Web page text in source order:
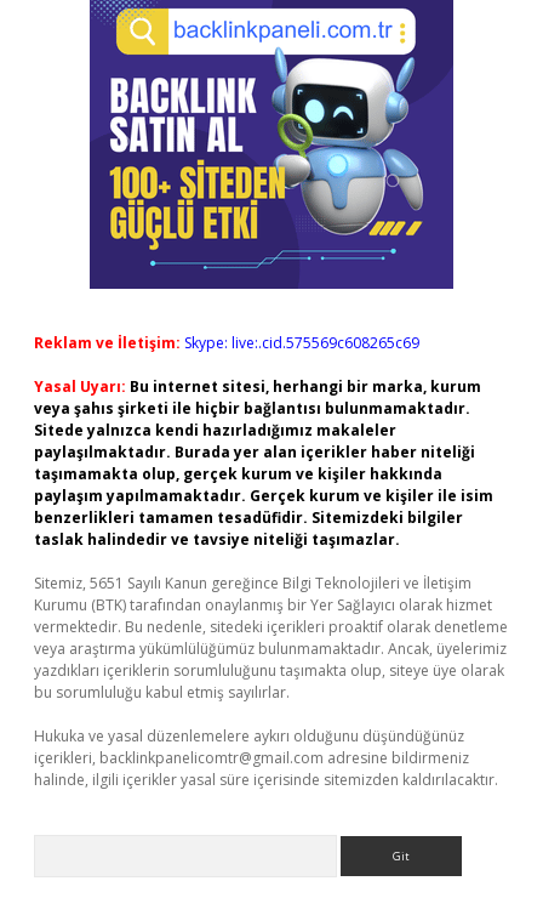
Reklam ve İletişim: Skype: live:.cid.575569c608265c69
Yasal Uyarı: Bu internet sitesi, herhangi bir marka, kurum
veya şahıs şirketi ile hiçbir bağlantısı bulunmamaktadır.
Sitede yalnızca kendi hazırladığımız makaleler
paylaşılmaktadır. Burada yer alan içerikler haber niteliği
taşımamakta olup, gerçek kurum ve kişiler hakkında
paylaşım yapılmamaktadır. Gerçek kurum ve kişiler ile isim
benzerlikleri tamamen tesadüfidir. Sitemizdeki bilgiler
taslak halindedir ve tavsiye niteliği taşımazlar.
Sitemiz, 5651 Sayılı Kanun gereğince Bilgi Teknolojileri ve İletişim
Kurumu (BTK) tarafından onaylanmış bir Yer Sağlayıcı olarak hizmet
vermektedir. Bu nedenle, sitedeki içerikleri proaktif olarak denetleme
veya araştırma yükümlülüğümüz bulunmamaktadır. Ancak, üyelerimiz
yazdıkları içeriklerin sorumluluğunu taşımakta olup, siteye üye olarak
bu sorumluluğu kabul etmiş sayılırlar.
Hukuka ve yasal düzenlemelere aykırı olduğunu düşündüğünüz
içerikleri, backlinkpanelicomtr@gmail.com adresine bildirmeniz
halinde, ilgili içerikler yasal süre içerisinde sitemizden kaldırılacaktır.